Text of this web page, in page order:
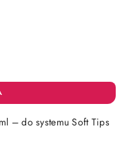
– do systemu Soft Tips